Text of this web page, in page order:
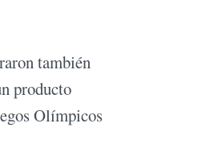
también
producto
Olímpicos